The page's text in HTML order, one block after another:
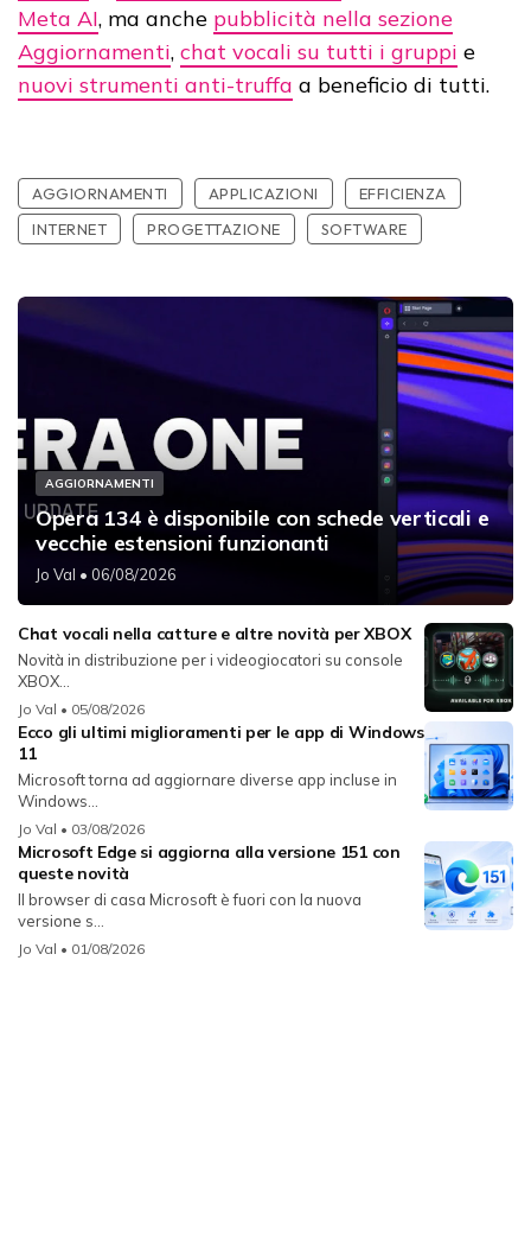
Meta AI, ma anche pubblicità nella sezione
Aggiornamenti, chat vocali su tutti i gruppi e
nuovi strumenti anti-truffa a beneficio di tutti.
AGGIORNAMENTI APPLICAZIONI
EFFICIENZA
INTERNET
PROGETTAZIONE SOFTWARE
AGGIORNAMENTI
Opera 134 è disponibile con schede verticali e
vecchie estensioni funzionanti
Jo Val • 06/08/2026
Chat vocali nella catture e altre novità per XBOX
Novità in distribuzione per i videogiocatori su console
XBOX...
Jo Val • 05/08/2026
Ecco gli ultimi miglioramenti per le app di Windows
11
Microsoft torna ad aggiornare diverse app incluse in
Windows...
Jo Val • 03/08/2026
Microsoft Edge si aggiorna alla versione 151 con
queste novità
Il browser di casa Microsoft è fuori con la nuova
versione s...
Jo Val • 01/08/2026